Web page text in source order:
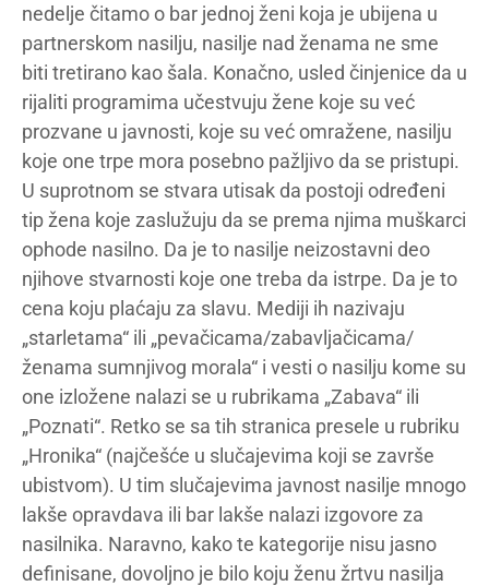
nedelje čitamo o bar jednoj ženi koja je ubijena u
partnerskom nasilju, nasilje nad ženama ne sme
biti tretirano kao šala. Konačno, usled činjenice da u
rijaliti programima učestvuju žene koje su već
prozvane u javnosti, koje su već omražene, nasilju
koje one trpe mora posebno pažljivo da se pristupi.
U suprotnom se stvara utisak da postoji određeni
tip žena koje zaslužuju da se prema njima muškarci
ophode nasilno. Da je to nasilje neizostavni deo
njihove stvarnosti koje one treba da istrpe. Da je to
cena koju plaćaju za slavu. Mediji ih nazivaju
„starletama“ ili „pevačicama/zabavljačicama/
ženama sumnjivog morala“ i vesti o nasilju kome su
one izložene nalazi se u rubrikama „Zabava“ ili
„Poznati“. Retko se sa tih stranica presele u rubriku
„Hronika“ (najčešće u slučajevima koji se završe
ubistvom). U tim slučajevima javnost nasilje mnogo
lakše opravdava ili bar lakše nalazi izgovore za
nasilnika. Naravno, kako te kategorije nisu jasno
definisane, dovoljno je bilo koju ženu žrtvu nasilja